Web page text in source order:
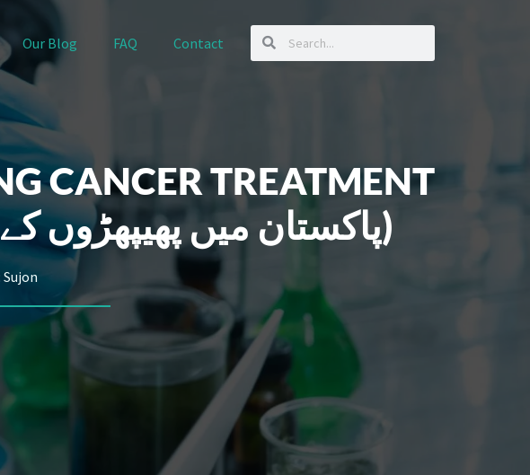
Our Blog FAQ Contact
CANCER TREATMENT
IN PAKISTAN(پاکستان میں پھیپھڑوں کے کینسر کا جدید علاج)
Sujon